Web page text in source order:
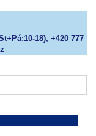
18), +420 777